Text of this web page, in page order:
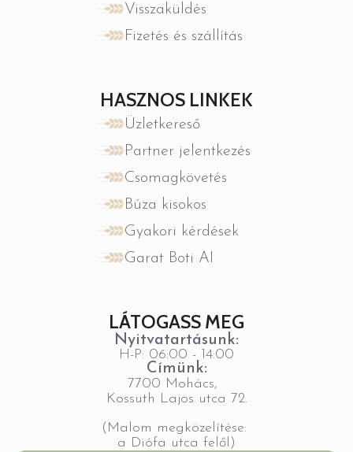
Visszaküldés
Fizetés és szállítás
HASZNOS LINKEK
Üzletkereső
Partner jelentkezés
Csomagkövetés
Búza kisokos
Gyakori kérdések
Garat Boti AI
LÁTOGASS MEG
Nyitvatartásunk:
H-P: 06:00 - 14:00
Címünk:
7700 Mohács,
Kossuth Lajos utca 72.
(Malom megközelítése:
a Diófa utca felől)